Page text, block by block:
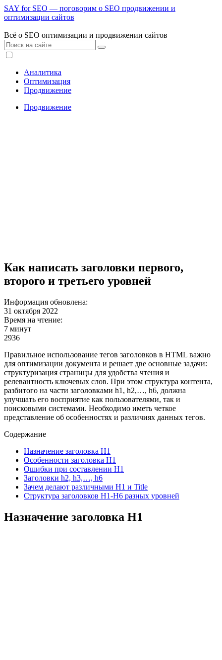
SAY for SEO — поговорим о SEO продвижении и
оптимизации сайтов
Всё о SEO оптимизации и продвижении сайтов
Аналитика
Оптимизация
Продвижение
Продвижение
Как написать заголовки первого,
второго и третьего уровней
Информация обновлена:
31 октября 2022
Время на чтение:
7 минут
2936
Правильное использование тегов заголовков в HTML важно
для оптимизации документа и решает две основные задачи:
структуризация страницы для удобства чтения и
релевантность ключевых слов. При этом структура контента,
разбитого на части заголовками h1, h2,…, h6, должна
улучшать его восприятие как пользователями, так и
поисковыми системами. Необходимо иметь четкое
представление об особенностях и различиях данных тегов.
Содержание
Назначение заголовка H1
Особенности заголовка H1
Ошибки при составлении H1
Заголовки h2, h3,…, h6
Зачем делают различными H1 и Title
Структура заголовков H1-H6 разных уровней
Назначение заголовка H1